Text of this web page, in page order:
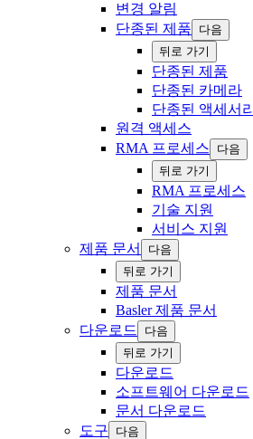
변경 알림
단종된 제품
다음
‍뒤로 ‍가기
단종된 제품
단종된 카메라
단종된 액세서리
원격 액세스
RMA 프로세스
다음
‍뒤로 ‍가기
RMA 프로세스
기술 ‍지원
서비스 지원
제품 문서
다음
‍뒤로 ‍가기
제품 문서
Basler 제품 문서
다운로드
다음
‍뒤로 ‍가기
다운로드
소프트웨어 다운로드
문서 다운로드
도구
다음